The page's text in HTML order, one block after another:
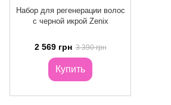
Набор для регенерации волос
с черной икрой Zenix
2 569 грн 3 390 грн
Купить